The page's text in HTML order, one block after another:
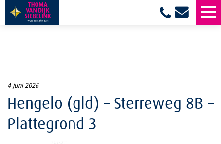
4 juni 2026
Hengelo (gld) – Sterreweg 8B –
Plattegrond 3